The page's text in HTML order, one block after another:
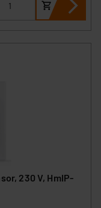
unter dem
und
bleibt hiervon
ggf. auch
gemäß Art. 49
230 V, HmIP-